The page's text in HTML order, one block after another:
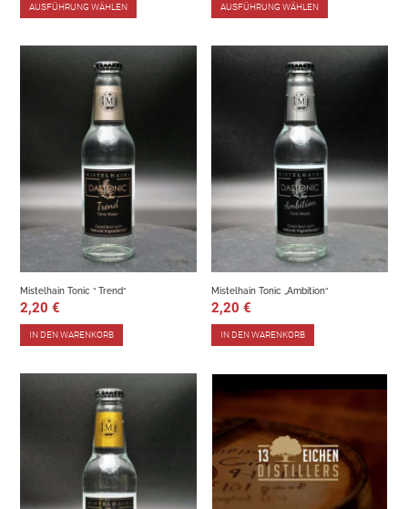
AUSFÜHRUNG WÄHLEN AUSFÜHRUNG WÄHLEN
Mistelhain Tonic “ Trend“
2,20€
IN DEN WARENKORB
Mistelhain Tonic „Ambition“
2,20€
IN DEN WARENKORB